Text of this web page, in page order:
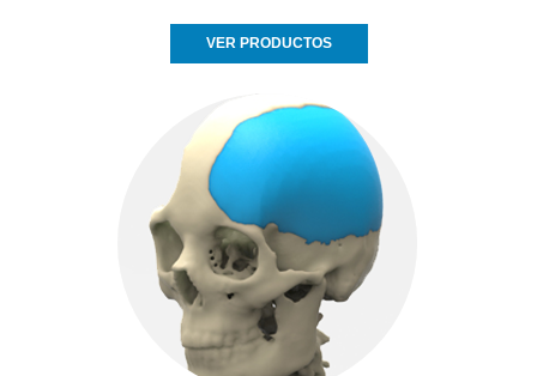
VER PRODUCTOS